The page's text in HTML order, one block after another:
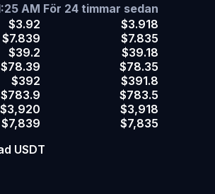
AM För 24 timmar sedan
$3.92 $3.918
$7.839 $7.835
$39.2 $39.18
$78.39 $78.35
$392 $391.8
$783.9 $783.5
$3,920 $3,918
$7,839
$7,835
USDT